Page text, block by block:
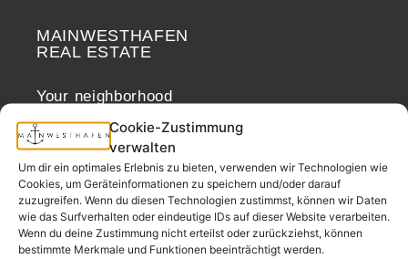
Cookie-Zustimmung
verwalten
Um dir ein optimales Erlebnis zu bieten, verwenden wir Technologien wie
Cookies, um Geräteinformationen zu speichern und/oder darauf
zuzugreifen. Wenn du diesen Technologien zustimmst, können wir Daten
wie das Surfverhalten oder eindeutige IDs auf dieser Website verarbeiten.
Wenn du deine Zustimmung nicht erteilst oder zurückziehst, können
bestimmte Merkmale und Funktionen beeinträchtigt werden.
MAINWESTHAFEN
REAL ESTATE
Your neighborhood
real estate partner.
– since 2017.
CONTACT